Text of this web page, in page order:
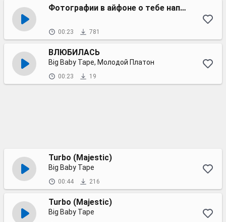
Фотографии в айфоне о тебе напомнят
00:23 781
ВЛЮБИЛАСЬ
Big Baby Tape, Молодой Платон
00:23 19
Turbo (Majestic)
Big Baby Tape
00:44 216
Turbo (Majestic)
Big Baby Tape